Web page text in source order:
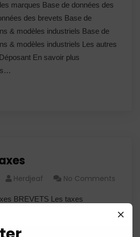
marques Base de données des
des brevets Base de
& modèles industriels Base de
& modèles industriels Les autres
En savoir plus
Herdjeaf No Comments
BREVETS Les taxes